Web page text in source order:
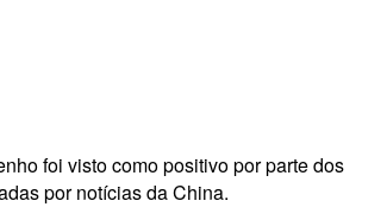
foi visto como positivo por parte dos
por notícias da China.